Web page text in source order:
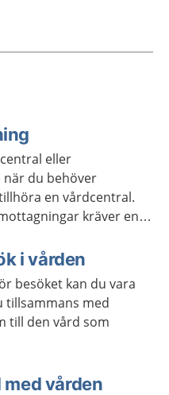
eller
du behöver
en vårdcentral.
kräver en
i vården
besöket kan du vara
tillsammans med
till den vård som
med vården